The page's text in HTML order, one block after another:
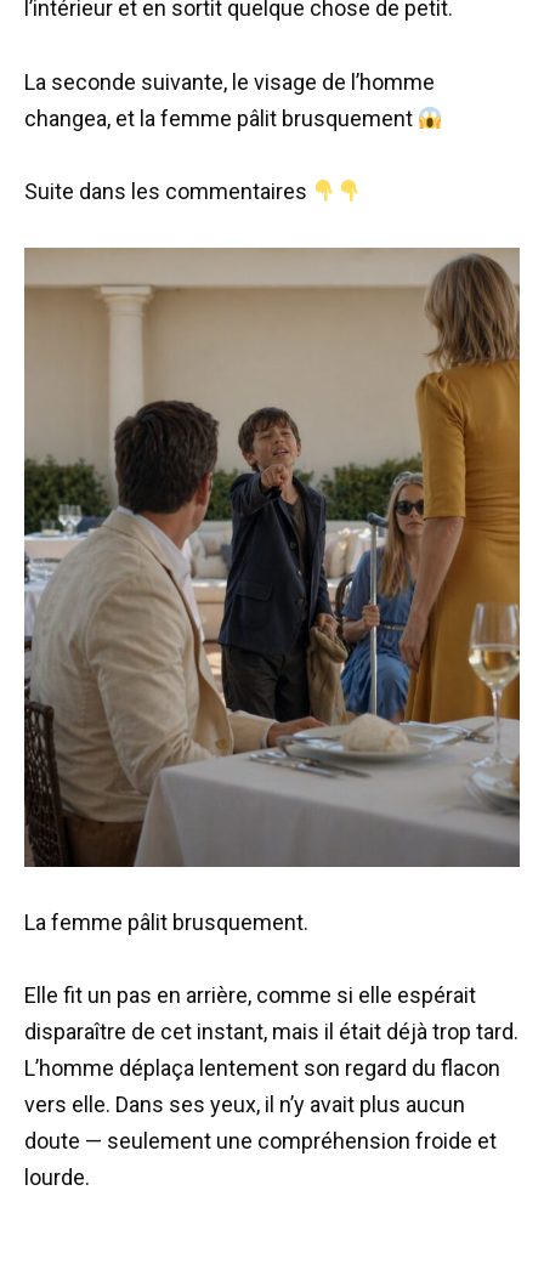
l’intérieur et en sortit quelque chose de petit.
La seconde suivante, le visage de l’homme
changea, et la femme pâlit brusquement
Suite dans les commentaires
La femme pâlit brusquement.
Elle fit un pas en arrière, comme si elle espérait
disparaître de cet instant, mais il était déjà trop tard.
L’homme déplaça lentement son regard du flacon
vers elle. Dans ses yeux, il n’y avait plus aucun
doute — seulement une compréhension froide et
lourde.